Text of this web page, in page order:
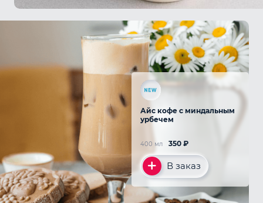
Айс кофе с миндальным
урбечем
350 ₽
400 мл
В заказ